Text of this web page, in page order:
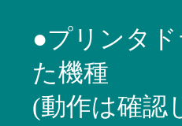
●プリンタ
た機種
(動作は確認